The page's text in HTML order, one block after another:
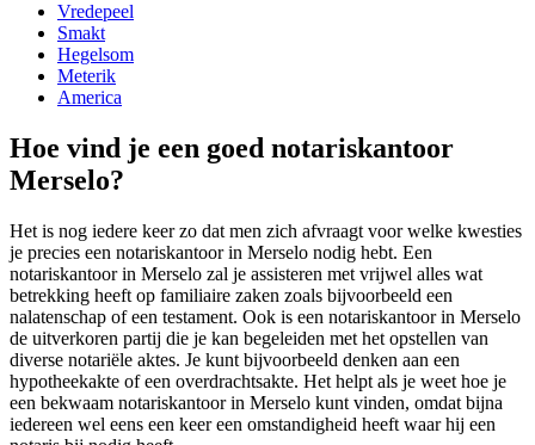
Vredepeel
Smakt
Hegelsom
Meterik
America
Hoe vind je een goed notariskantoor
Merselo?
Het is nog iedere keer zo dat men zich afvraagt voor welke kwesties
je precies een notariskantoor in Merselo nodig hebt. Een
notariskantoor in Merselo zal je assisteren met vrijwel alles wat
betrekking heeft op familiaire zaken zoals bijvoorbeeld een
nalatenschap of een testament. Ook is een notariskantoor in Merselo
de uitverkoren partij die je kan begeleiden met het opstellen van
diverse notariële aktes. Je kunt bijvoorbeeld denken aan een
hypotheekakte of een overdrachtsakte. Het helpt als je weet hoe je
een bekwaam notariskantoor in Merselo kunt vinden, omdat bijna
iedereen wel eens een keer een omstandigheid heeft waar hij een